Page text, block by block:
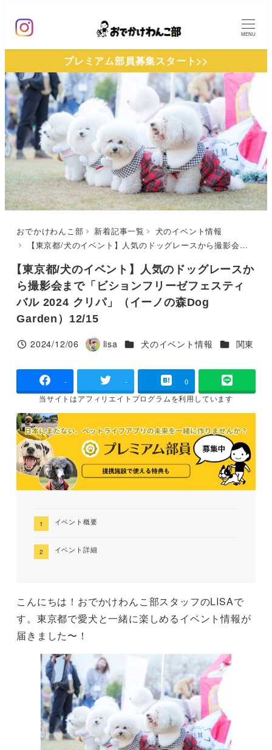
ン
ン
テ
ン
ツ
へ
動
MENU
プレミアム部員募集スタート>>
おでかけわんこ部 新着記事一覧
犬のイベント情報
【東京都/犬のイベント】人気のドッグレースから撮影会まで「ビションフリーゼフェスティバル 2024 クリパ」（イーノの森Dog Garden）12/15
【東京都/犬のイベント】人気のドッグレースか
ら撮影会まで「ビションフリーゼフェスティ
バル 2024 クリパ」（イーノの森Dog
Garden）12/15
投稿日
2024/12/06
著
lisa カテゴリー
犬のイベント情報 カテゴリー
関東
- - 0
当サイトはアフィリエイトプログラムを利用しています
イベント概要
イベント詳細
こんにちは！おでかけわんこ部スタッフのLISAで
す。東京都で愛犬と一緒に楽しめるイベント情報が
届きました〜！